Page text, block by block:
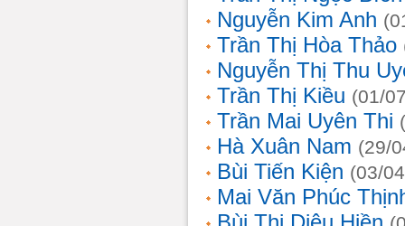
Nguyễn Kim Anh
Trần Thị Hòa Thảo
Nguyễn Thị Thu
Trần Thị Kiều (01/
Trần Mai Uyên Thi
Hà Xuân Nam (29/
Bùi Tiến Kiện (03/
Mai Văn Phúc